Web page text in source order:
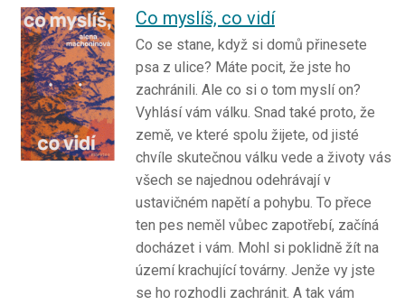
Co myslíš, co vidí
Co se stane, když si domů přinesete
psa z ulice? Máte pocit, že jste ho
zachránili. Ale co si o tom myslí on?
Vyhlásí vám válku. Snad také proto, že
země, ve které spolu žijete, od jisté
chvíle skutečnou válku vede a životy vás
všech se najednou odehrávají v
ustavičném napětí a pohybu. To přece
ten pes neměl vůbec zapotřebí, začíná
docházet i vám. Mohl si poklidně žít na
území krachující továrny. Jenže vy jste
se ho rozhodli zachránit. A tak vám